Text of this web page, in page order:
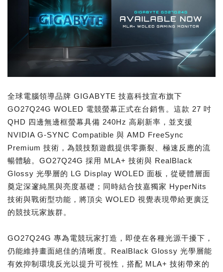
全球電腦領導品牌 GIGABYTE 技嘉科技宣布旗下
GO27Q24G WOLED 電競螢幕正式在台銷售。這款 27 吋
QHD 四邊無邊框螢幕具備 240Hz 高刷新率，並支援
NVIDIA G-SYNC Compatible 與 AMD FreeSync
Premium 技術，為競技類遊戲提供零撕裂、極速反應的流
暢體驗。GO27Q24G 採用 MLA+ 技術與 RealBlack
Glossy 光學層的 LG Display WOLED 面板，從硬體層面
奠定深邃純黑與亮度基礎；同時結合技嘉獨家 HyperNits
技術與戰術型功能，將頂尖 WOLED 視覺表現帶給更廣泛
的競技玩家族群。
GO27Q24G 專為電競玩家打造，即使在各種光源干擾下，
仍能維持畫面絕佳的清晰度。RealBlack Glossy 光學層能
有效抑制環境反光以提升可視性，搭配 MLA+ 技術帶來的